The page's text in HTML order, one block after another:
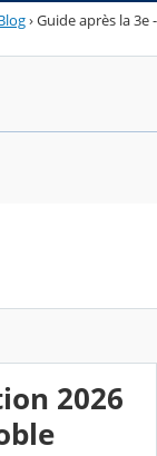
›Guide après la 3e -
2026